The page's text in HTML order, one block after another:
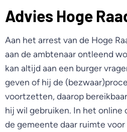
Advies Hoge
Aan het arrest van de Hoge
aan de ambtenaar ontleend
kan altijd aan een burger
geven of hij de
voortzetten, daarop
hij wil gebruiken. In het
de gemeente daar ruimte